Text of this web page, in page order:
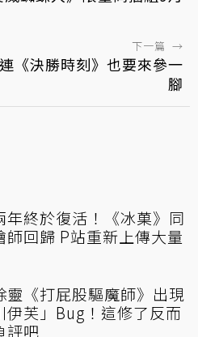
下一篇 →
《決勝時刻》也要來參一
腳
年終於復活！《冰菓》同
師回歸 P站重新上傳大量
靈《打屁股驅魔師》出現
伊芙」Bug！這修了反而
評吧